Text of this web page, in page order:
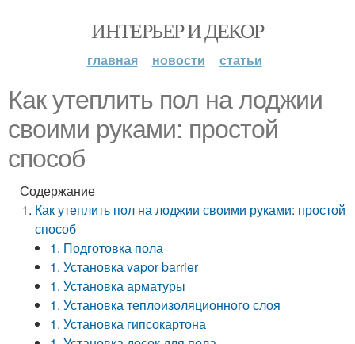
ИНТЕРЬЕР И ДЕКОР
главная новости статьи
Как утеплить пол на лоджии
своими руками: простой
способ
Содержание
Как утеплить пол на лоджии своими руками: простой
способ
1. Подготовка пола
1. Установка vapor barrier
1. Установка арматуры
1. Установка теплоизоляционного слоя
1. Установка гипсокартона